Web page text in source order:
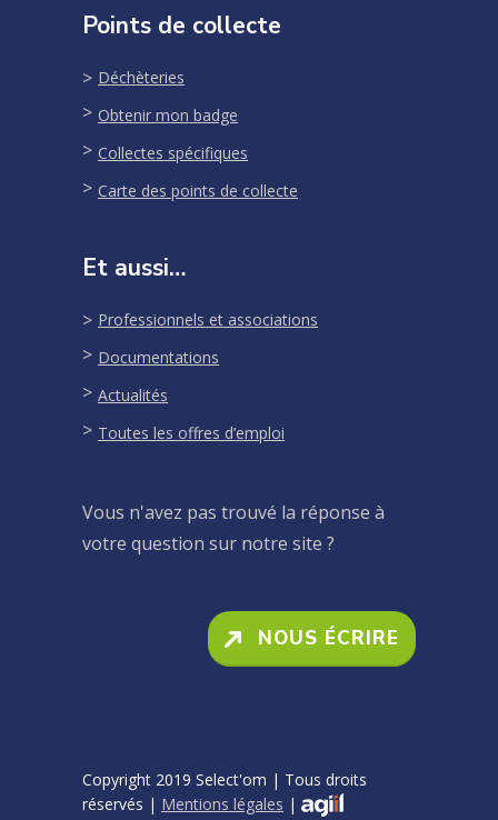
Points de collecte
Déchèteries
Obtenir mon badge
Collectes spécifiques
Carte des points de collecte
Et aussi…
Professionnels et associations
Documentations
Actualités
Toutes les offres d’emploi
Vous n'avez pas trouvé la réponse à
votre question sur notre site ?
NOUS ÉCRIRE
Copyright 2019 Select'om | Tous droits
réservés | Mentions légales |